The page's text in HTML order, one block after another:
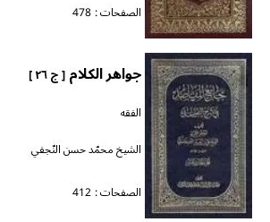
الصفحات : 478
جواهر الكلام[ ج ٢٦ ]
الفقه
الشيخ محمّد حسن النّجفي
الصفحات : 412